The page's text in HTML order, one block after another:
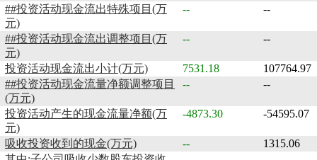
##投资活动现金流出特殊项目(万
元)
-- --
##投资活动现金流出调整项目(万
元)
-- --
投资活动现金流出小计(万元) 7531.18
107764.97
##投资活动现金流量净额调整项目
(万元)
-- --
投资活动产生的现金流量净额(万
元)
-4873.30 -54595.07
吸收投资收到的现金(万元) --
1315.06